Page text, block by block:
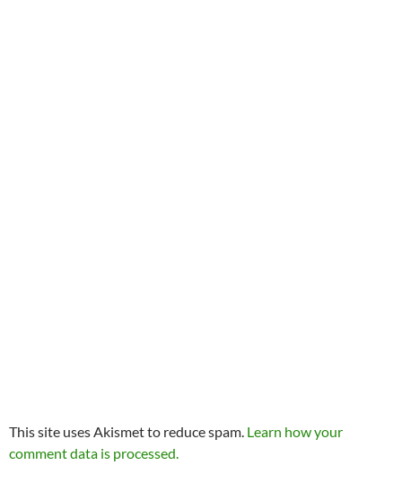
This site uses Akismet to reduce spam. Learn how your
comment data is processed.